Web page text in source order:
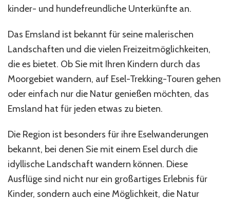
kinder- und hundefreundliche Unterkünfte an.
Das Emsland ist bekannt für seine malerischen
Landschaften und die vielen Freizeitmöglichkeiten,
die es bietet. Ob Sie mit Ihren Kindern durch das
Moorgebiet wandern, auf Esel-Trekking-Touren gehen
oder einfach nur die Natur genießen möchten, das
Emsland hat für jeden etwas zu bieten.
Die Region ist besonders für ihre Eselwanderungen
bekannt, bei denen Sie mit einem Esel durch die
idyllische Landschaft wandern können. Diese
Ausflüge sind nicht nur ein großartiges Erlebnis für
Kinder, sondern auch eine Möglichkeit, die Natur